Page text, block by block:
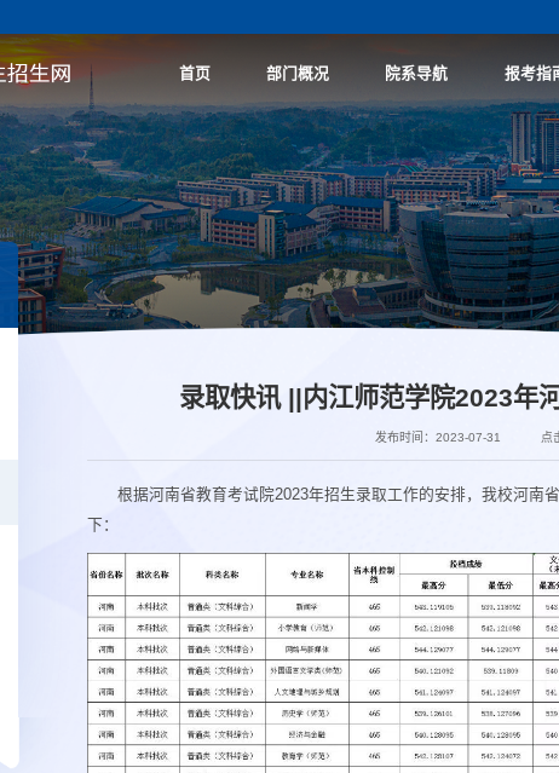
首页 部门概况 院系导航 报考指
录取快讯 ||内江师范学院2023年
发布时间：2023-07-31 点
根据河南省教育考试院2023年招生录取工作的安排，我校河南
下：